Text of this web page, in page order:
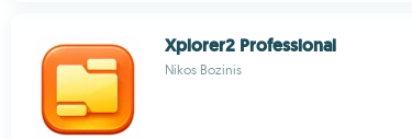
Xplorer2 Professional
Nikos Bozinis